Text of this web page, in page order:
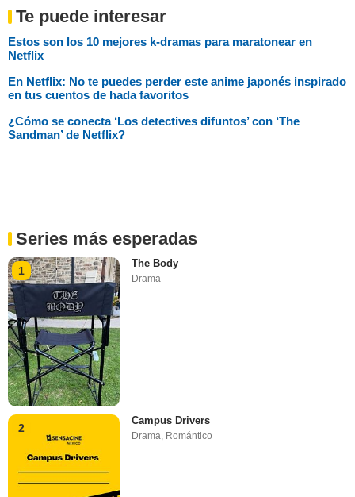
Te puede interesar
Estos son los 10 mejores k-dramas para maratonear en
Netflix
En Netflix: No te puedes perder este anime japonés inspirado
en tus cuentos de hada favoritos
¿Cómo se conecta ‘Los detectives difuntos’ con ‘The
Sandman’ de Netflix?
Series más esperadas
1
The Body
Drama
2
Campus Drivers
Drama, Romántico